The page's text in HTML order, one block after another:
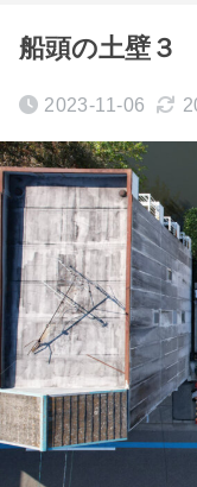
船頭の土壁３
2023-11-06